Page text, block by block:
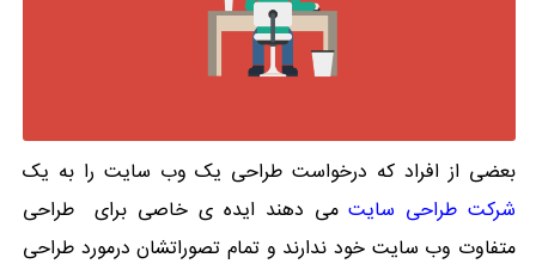
بعضی از افراد که درخواست طراحی یک وب سایت را به یک
شرکت طراحی سایتمی دهند ایده ی خاصی برای طراحی
متفاوت وب سایت خود ندارند و تمام تصوراتشان درمورد طراحی